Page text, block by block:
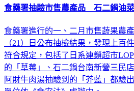
食藥署抽驗市售農產品 石二鍋油
食藥署進行的一、二月市售蔬果農
（21）日公布抽檢結果，發現上百
符合規定，包括了日系連鎖超市
的「草莓」、石二鍋台南新營三民
阿財牛肉湯抽驗到的「芥藍」都驗